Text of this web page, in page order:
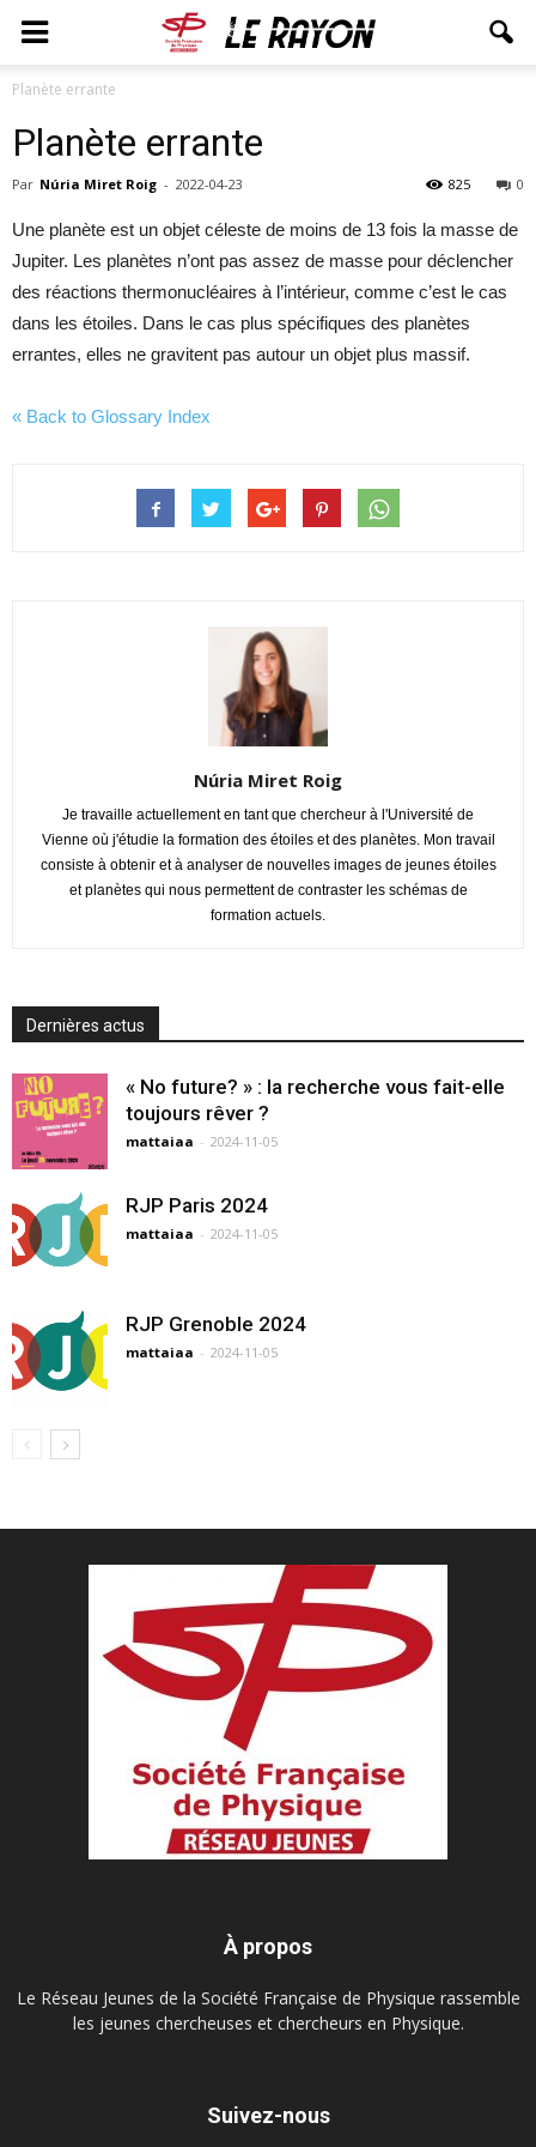
Planète errante
Planète errante
Par Núria Miret Roig - 2022-04-23 0
825
Une planète est un objet céleste de moins de 13 fois la masse de
Jupiter. Les planètes n’ont pas assez de masse pour déclencher
des réactions thermonucléaires à l’intérieur, comme c’est le cas
dans les étoiles. Dans le cas plus spécifiques des planètes
errantes, elles ne gravitent pas autour un objet plus massif.
« Back to Glossary Index
Núria Miret Roig
Je travaille actuellement en tant que chercheur à l'Université de
Vienne où j'étudie la formation des étoiles et des planètes. Mon travail
consiste à obtenir et à analyser de nouvelles images de jeunes étoiles
et planètes qui nous permettent de contraster les schémas de
formation actuels.
Dernières actus
« No future? » : la recherche vous fait-elle
toujours rêver ?
mattaiaa - 2024-11-05
RJP Paris 2024
mattaiaa - 2024-11-05
RJP Grenoble 2024
mattaiaa - 2024-11-05
À propos
Le Réseau Jeunes de la Société Française de Physique rassemble
les jeunes chercheuses et chercheurs en Physique.
Suivez-nous